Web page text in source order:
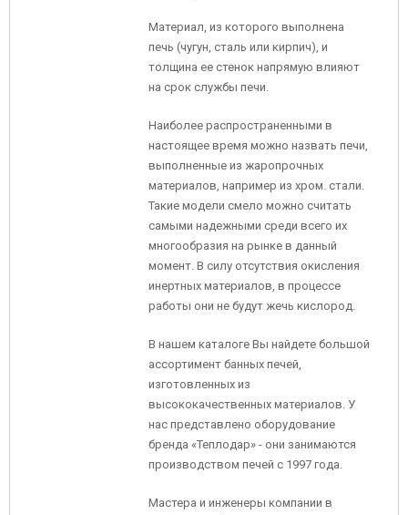
Материал, из которого выполнена
печь (чугун, сталь или кирпич), и
толщина ее стенок напрямую влияют
на срок службы печи.
Наиболее распространенными в
настоящее время можно назвать печи,
выполненные из жаропрочных
материалов, например из хром. стали.
Такие модели смело можно считать
самыми надежными среди всего их
многообразия на рынке в данный
момент. В силу отсутствия окисления
инертных материалов, в процессе
работы они не будут жечь кислород.
В нашем каталоге Вы найдете большой
ассортимент банных печей,
изготовленных из
высококачественных материалов. У
нас представлено оборудование
бренда «Теплодар» - они занимаются
производством печей с 1997 года.
Мастера и инженеры компании в